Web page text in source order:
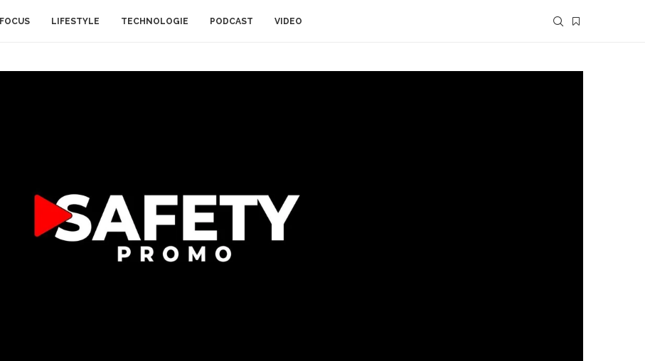
FOCUS LIFESTYLE TECHNOLOGIE PODCAST VIDEO